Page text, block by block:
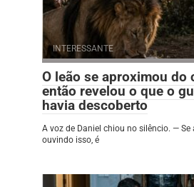
INTERESSANTE
O leão se aproximou do
então revelou o que o
havia descoberto
A voz de Daniel chiou no silêncio. — Se
ouvindo isso, é